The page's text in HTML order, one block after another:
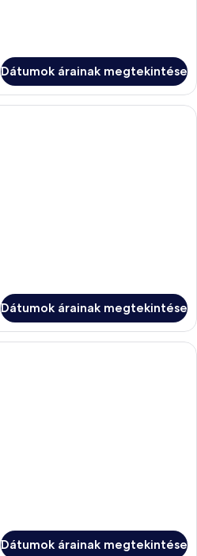
Dátumok árainak megtekintése
Egy modern nappali, ívelt formájú
Dátumok árainak megtekintése
Egy modern szállodai szoba,
Dátumok árainak megtekintése